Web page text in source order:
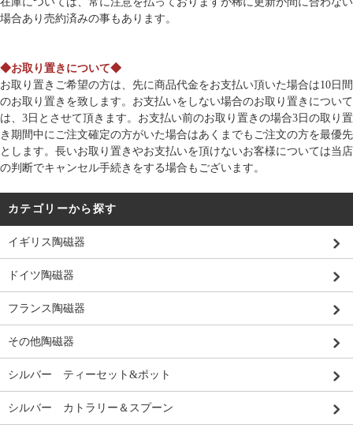
場合あり売約済みの事もあります。
◆お取り置きについて◆
お取り置きご希望の方は、先に商品代金をお支払い頂いた場合は10日間
のお取り置きを致します。お支払いをしない場合のお取り置きについて
は、3日とさせて頂きます。お支払い前のお取り置きの場合3日の取り置
き期間中にご注文確定の方がいた場合はあくまでもご注文の方を最優先
とします。長いお取り置きやお支払いを頂けないお客様については当店
の判断でキャンセル手続きをする場合もございます。
カテゴリーから探す
イギリス陶磁器
ドイツ陶磁器
フランス陶磁器
その他陶磁器
シルバー ティーセット&ポット
シルバー カトラリー＆スプーン